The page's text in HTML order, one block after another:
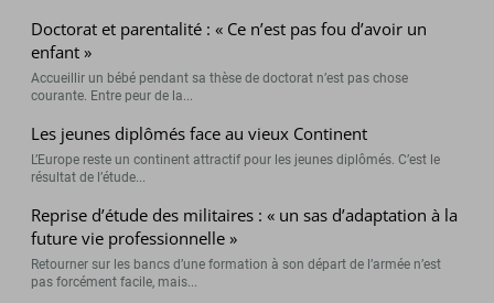
Doctorat et parentalité : « Ce n’est pas fou d’avoir un
enfant »
Accueillir un bébé pendant sa thèse de doctorat n’est pas chose
courante. Entre peur de la...
Les jeunes diplômés face au vieux Continent
L’Europe reste un continent attractif pour les jeunes diplômés. C’est le
résultat de l’étude...
Reprise d’étude des militaires : « un sas d’adaptation à la
future vie professionnelle »
Retourner sur les bancs d’une formation à son départ de l’armée n’est
pas forcément facile, mais...